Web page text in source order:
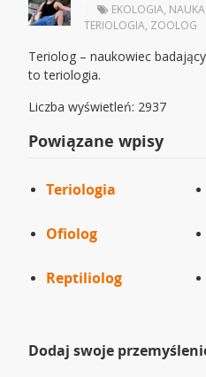
EKOLOGIA, NAUKA
TERIOLOGIA, ZOOLOG
Teriolog – naukowiec
to teriologia.
Liczba wyświetleń: 2937
Powiązane wpisy
Teriologia
Ofiolog
Reptiliolog
Dodaj swoje